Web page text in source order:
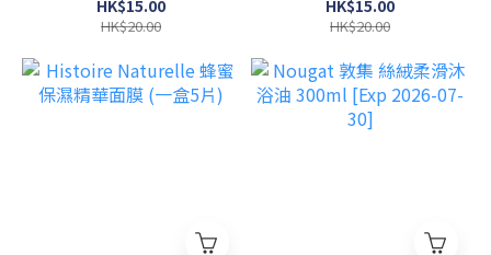
HK$15.00
HK$20.00
HK$15.00
HK$20.00